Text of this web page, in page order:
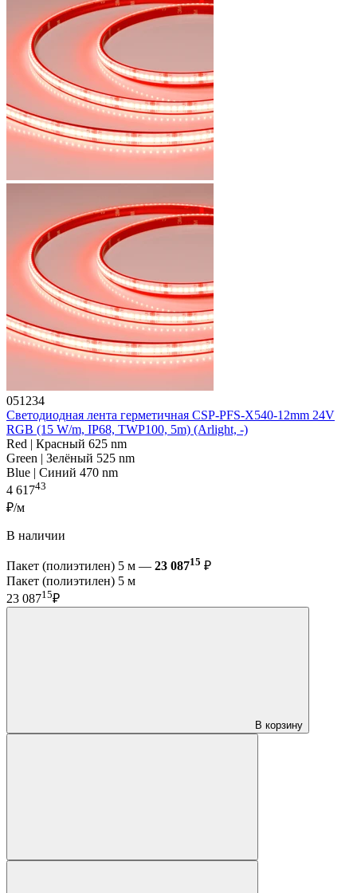
051234
Светодиодная лента герметичная CSP-PFS-X540-12mm 24V
RGB (15 W/m, IP68, TWP100, 5m) (Arlight, -)
Red | Красный 625 nm
Green | Зелёный 525 nm
Blue | Синий 470 nm
4 61743
₽/м
В наличии
Пакет (полиэтилен) 5 м — 23 08715 ₽
Пакет (полиэтилен) 5 м
23 08715₽
В корзину